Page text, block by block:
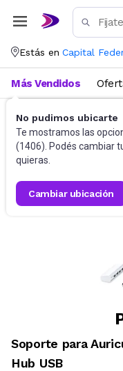
Estás en Capital
No pudimos ubicarte
Te mostramos las
(1406). Podés cambiar
quieras.
cambiar ubicación
Más Vendidos
Videojuegos
Soporte para
Hub USB